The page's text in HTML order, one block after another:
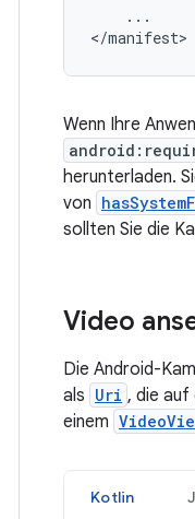
...
</manifest>
Wenn Ihre
herunterladen.
von
sollten Sie die
Video
Die Android-
als Uri , die auf
einem
Kotlin